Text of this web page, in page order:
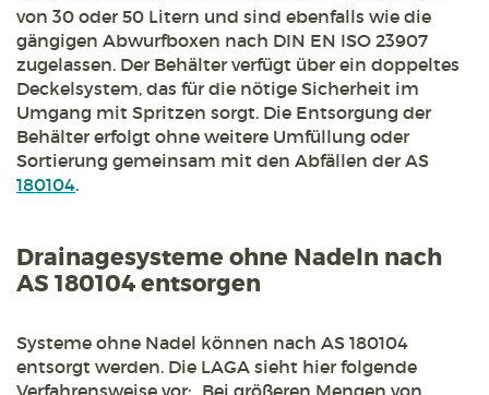
von 30 oder 50 Litern und sind ebenfalls wie die
gängigen Abwurfboxen nach DIN EN ISO 23907
zugelassen. Der Behälter verfügt über ein doppeltes
Deckelsystem, das für die nötige Sicherheit im
Umgang mit Spritzen sorgt. Die Entsorgung der
Behälter erfolgt ohne weitere Umfüllung oder
Sortierung gemeinsam mit den Abfällen der AS
180104.
Drainagesysteme ohne Nadeln nach
AS 180104 entsorgen
Systeme ohne Nadel können nach AS 180104
entsorgt werden. Die LAGA sieht hier folgende